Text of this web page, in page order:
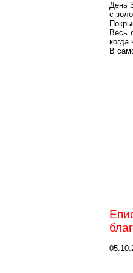
День
с
Весь
когда
В